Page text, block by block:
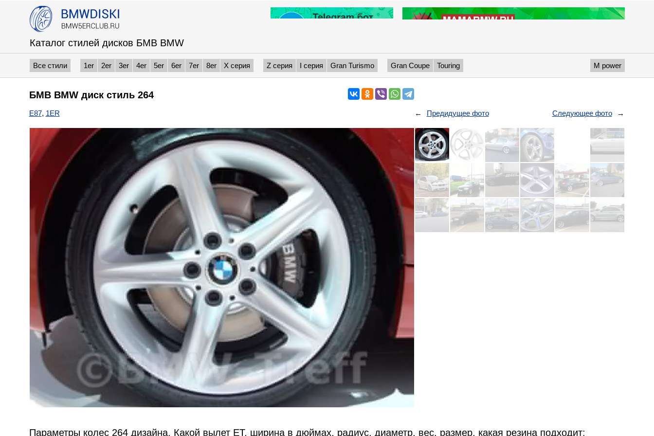
Каталог стилей дисков БМВ BMW
Все стили 1er 2er 3er 4er 5er 6er 7er 8er X серия Z серия I серия Gran Turismo Gran Coupe Touring M power
БМВ BMW диск стиль 264
E87, 1ER ← Предидущее фото Следующее фото →
Параметры колес 264 дизайна. Какой вылет ET, ширина в дюймах, радиус, диаметр, вес, размер, какая резина подходит: